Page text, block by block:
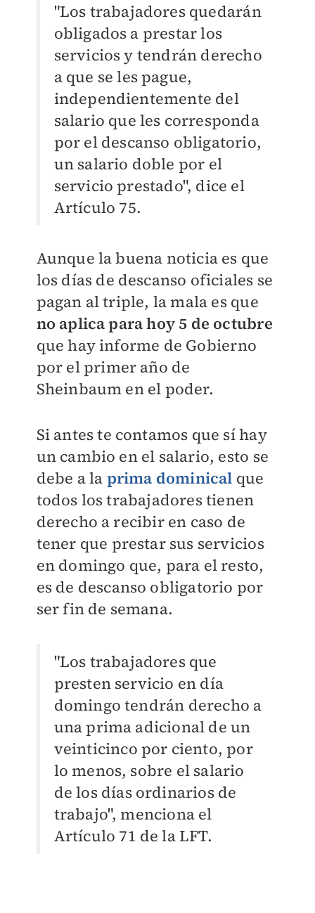
"Los trabajadores quedarán
obligados a prestar los
servicios y tendrán derecho
a que se les pague,
independientemente del
salario que les corresponda
por el descanso obligatorio,
un salario doble por el
servicio prestado", dice el
Artículo 75.
Aunque la buena noticia es que
los días de descanso oficiales se
pagan al triple, la mala es que
no aplica para hoy 5 de octubre
que hay informe de Gobierno
por el primer año de
Sheinbaum en el poder.
Si antes te contamos que sí hay
un cambio en el salario, esto se
debe a la prima dominical que
todos los trabajadores tienen
derecho a recibir en caso de
tener que prestar sus servicios
en domingo que, para el resto,
es de descanso obligatorio por
ser fin de semana.
"Los trabajadores que
presten servicio en día
domingo tendrán derecho a
una prima adicional de un
veinticinco por ciento, por
lo menos, sobre el salario
de los días ordinarios de
trabajo", menciona el
Artículo 71 de la LFT.